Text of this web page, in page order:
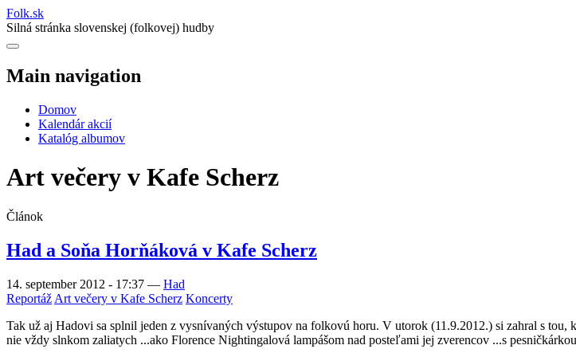
Folk.sk
Silná stránka slovenskej (folkovej) hudby
Main navigation
Domov
Kalendár akcií
Katalóg albumov
Art večery v Kafe Scherz
Článok
Had a Soňa Horňáková v Kafe Scherz
14. september 2012 - 17:37 — Had
Reportáž Art večery v Kafe Scherz Koncerty
Tak už aj Hadovi sa splnil jeden z vysnívaných výstupov na folkovú horu. V utorok (11.9.2012.) si zahral s
nie vždy slnkom zaliatych ...ako Florence Nightingalová lampášom nad posteľami jej zverencov ...s